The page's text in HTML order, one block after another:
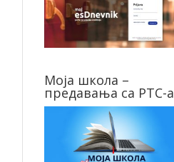
Моја школа –
предавања са РТС-а